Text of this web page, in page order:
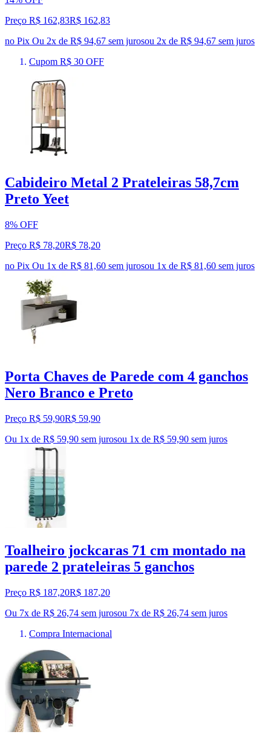
Preço R$ 162,83R$ 162,83
no Pix Ou 2x de R$ 94,67 sem jurosou 2x de R$ 94,67 sem juros
Cupom R$ 30 OFF
Cabideiro Metal 2 Prateleiras 58,7cm
Preto Yeet
8% OFF
Preço R$ 78,20R$ 78,20
no Pix Ou 1x de R$ 81,60 sem jurosou 1x de R$ 81,60 sem juros
Porta Chaves de Parede com 4 ganchos
Nero Branco e Preto
Preço R$ 59,90R$ 59,90
Ou 1x de R$ 59,90 sem jurosou 1x de R$ 59,90 sem juros
Toalheiro jockcaras 71 cm montado na
parede 2 prateleiras 5 ganchos
Preço R$ 187,20R$ 187,20
Ou 7x de R$ 26,74 sem jurosou 7x de R$ 26,74 sem juros
Compra Internacional